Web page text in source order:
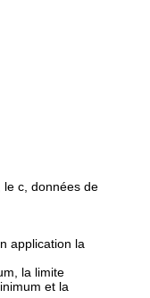
le c, données de
application la
la limite
et la